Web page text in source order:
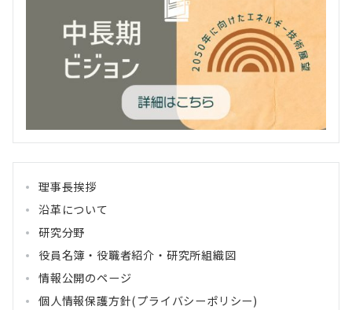
理事長挨拶
沿革について
研究分野
役員名簿・役職者紹介・研究所組織図
情報公開のページ
個人情報保護方針(プライバシーポリシー)